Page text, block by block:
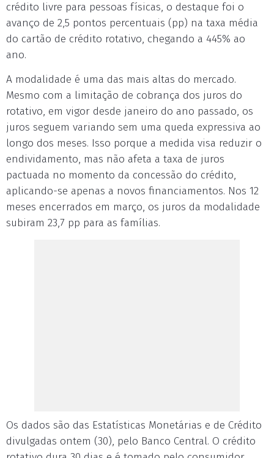
crédito livre para pessoas físicas, o destaque foi o
avanço de 2,5 pontos percentuais (pp) na taxa média
do cartão de crédito rotativo, chegando a 445% ao
ano.
A modalidade é uma das mais altas do mercado.
Mesmo com a limitação de cobrança dos juros do
rotativo, em vigor desde janeiro do ano passado, os
juros seguem variando sem uma queda expressiva ao
longo dos meses. Isso porque a medida visa reduzir o
endividamento, mas não afeta a taxa de juros
pactuada no momento da concessão do crédito,
aplicando-se apenas a novos financiamentos. Nos 12
meses encerrados em março, os juros da modalidade
subiram 23,7 pp para as famílias.
Os dados são das Estatísticas Monetárias e de Crédito
divulgadas ontem (30), pelo Banco Central. O crédito